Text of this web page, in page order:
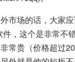
市场的话，大家
，这个是非常不
常贵（价格超过